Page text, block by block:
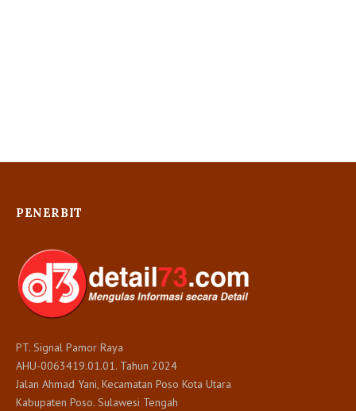
PENERBIT
PT. Signal Pamor Raya
AHU-0063419.01.01. Tahun 2024
Jalan Ahmad Yani, Kecamatan Poso Kota Utara
Kabupaten Poso. Sulawesi Tengah